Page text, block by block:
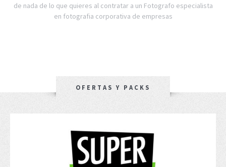
de nada de lo que quieres al contratar a un Fotografo especialista
en fotografia corporativa de empresas
OFERTAS Y PACKS